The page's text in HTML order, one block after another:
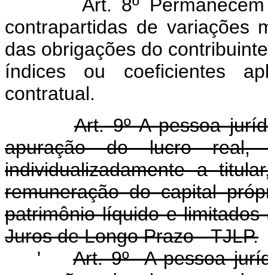
Art. 8º
contrapartidas de variações
das obrigações do
índices ou coeficientes
contratual.
Art. 9º A pessoa
apuração do lucro
individualizadamente a
remuneração do capital
patrimônio líquido e
Juros de Longo Prazo - TJLP.
' Art. 9º A pessoa